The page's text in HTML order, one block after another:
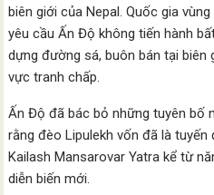
biên giới của Nepal. Quốc gia
yêu cầu Ấn Độ không tiến hành
dựng đường sá, buôn bán tại biên
vực tranh chấp.
Ấn Độ đã bác bỏ những tuyên bố
rằng đèo Lipulekh vốn đã là
Kailash Mansarovar Yatra kể từ
diễn biến mới.